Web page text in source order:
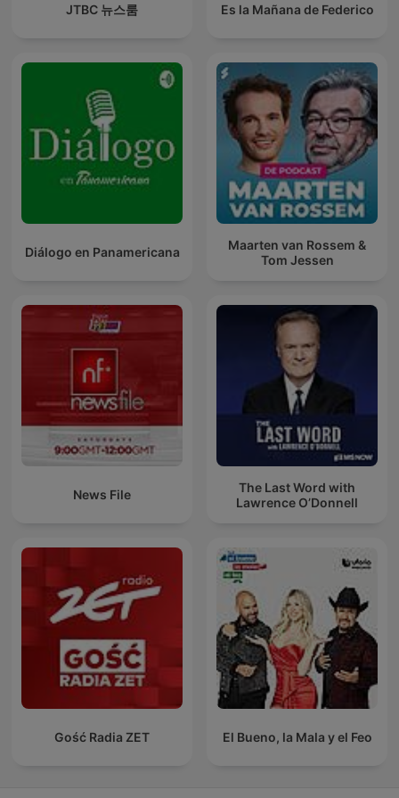
JTBC 뉴스룸 Es la Mañana de Federico
Diálogo en Panamericana
Maarten van Rossem &
Tom Jessen
News File
The Last Word with
Lawrence O’Donnell
Gość Radia ZET El Bueno, la Mala y el Feo